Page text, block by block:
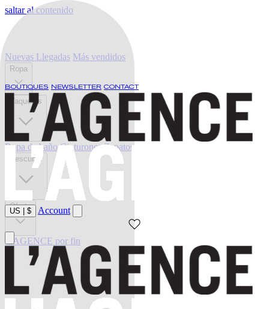
saltar al contenido
BOUTIQUES NEWSLETTER CONTACT
US $ Account
Nuevas Llegadas Más vendidos
Ropa
Vaqueros
Ropa de baño Cinturones Zapatos
Descubrir
Oferta
L'AGENCE por fin